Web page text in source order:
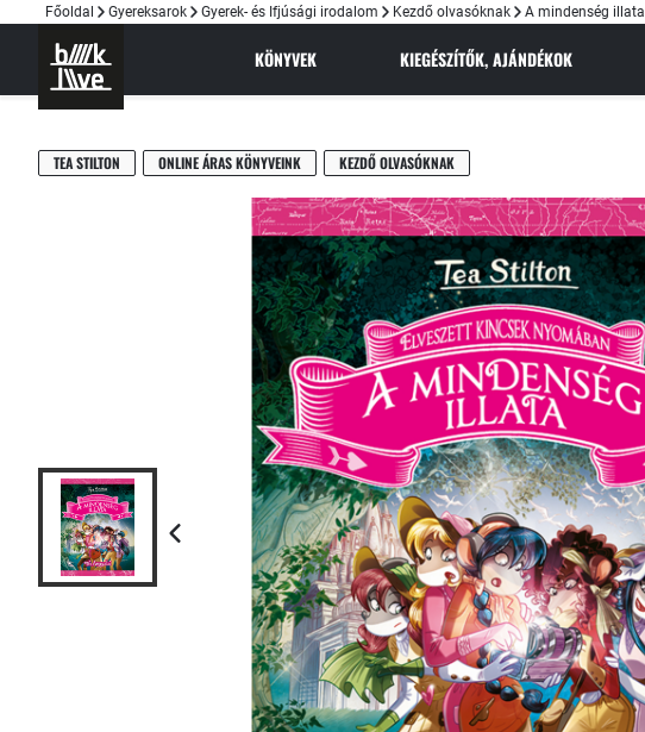
Főoldal Gyereksarok Gyerek- és Ifjúsági irodalom Kezdő olvasóknak A mindenség illata
KÖNYVEK KIEGÉSZÍTŐK, AJÁNDÉKOK
TEA STILTON ONLINE ÁRAS KÖNYVEINK KEZDŐ OLVASÓKNAK